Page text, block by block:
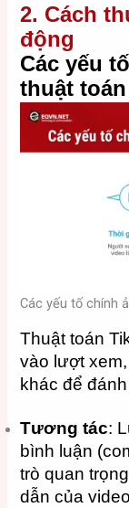
2. Cách
động
Các yếu
thuật toán
Các yếu tố chính
Thuật toán
vào lượt
khác để
Tương tác:
bình luận
trò quan
dẫn của